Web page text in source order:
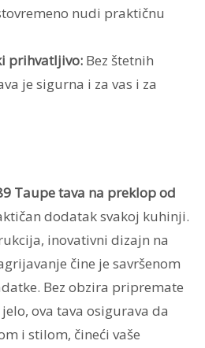
nudi praktičnu
prihvatljivo: Bez štetnih
je sigurna i za vas i za
Taupe tava na preklop od
dodatak svakoj kuhinji.
inovativni dizajn na
čine je savršenom
Bez obzira pripremate
ova tava osigurava da
i stilom, čineći vaše